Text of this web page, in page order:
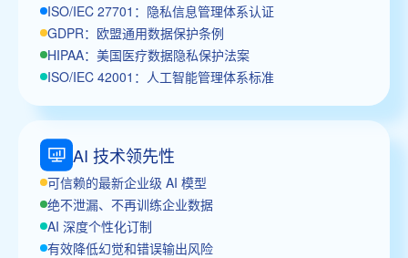
ISO/IEC 27701：隐私信息管理体系认证
GDPR：欧盟通用数据保护条例
HIPAA：美国医疗数据隐私保护法案
ISO/IEC 42001：人工智能管理体系标准
AI 技术领先性
可信赖的最新企业级 AI 模型
绝不泄漏、不再训练企业数据
AI 深度个性化订制
有效降低幻觉和错误输出风险